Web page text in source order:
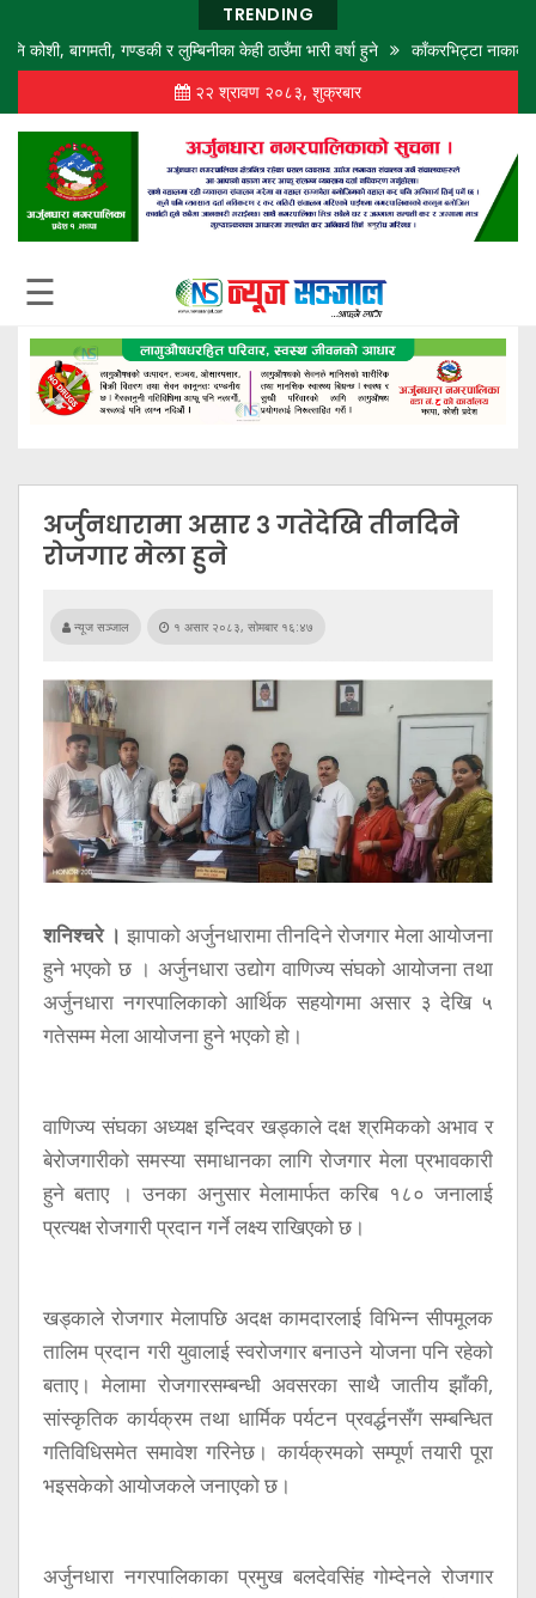
TRENDING
बागमती, गण्डकी र लुम्बिनीका केही ठाउँमा भारी वर्षा हुने
काँकरभिट्टा नाकाबाट
२२ श्रावण २०८३, शुक्रबार
☰
अर्जुनधारामा असार ३ गतेदेखि तीनदिने
रोजगार मेला हुने
न्यूज सञ्जाल १ असार २०८३, सोमबार १६:४७
शनिश्चरे । झापाको अर्जुनधारामा तीनदिने रोजगार मेला आयोजना
हुने भएको छ । अर्जुनधारा उद्योग वाणिज्य संघको आयोजना तथा
अर्जुनधारा नगरपालिकाको आर्थिक सहयोगमा असार ३ देखि ५
गतेसम्म मेला आयोजना हुने भएको हो।
वाणिज्य संघका अध्यक्ष इन्दिवर खड्काले दक्ष श्रमिकको अभाव र
बेरोजगारीको समस्या समाधानका लागि रोजगार मेला प्रभावकारी
हुने बताए । उनका अनुसार मेलामार्फत करिब १८० जनालाई
प्रत्यक्ष रोजगारी प्रदान गर्ने लक्ष्य राखिएको छ।
खड्काले रोजगार मेलापछि अदक्ष कामदारलाई विभिन्न सीपमूलक
तालिम प्रदान गरी युवालाई स्वरोजगार बनाउने योजना पनि रहेको
बताए। मेलामा रोजगारसम्बन्धी अवसरका साथै जातीय झाँकी,
सांस्कृतिक कार्यक्रम तथा धार्मिक पर्यटन प्रवर्द्धनसँग सम्बन्धित
गतिविधिसमेत समावेश गरिनेछ। कार्यक्रमको सम्पूर्ण तयारी पूरा
भइसकेको आयोजकले जनाएको छ।
अर्जुनधारा नगरपालिकाका प्रमुख बलदेवसिंह गोम्देनले रोजगार
पृष्ठ
समाज
विचार
शिक्षा
बजार
राजनीति
सूचना
प्रविधि
अन्तर्वार्ता
अन्तर्राष्ट्रिय
स्वास्थ्य
विज्ञापन
Tech